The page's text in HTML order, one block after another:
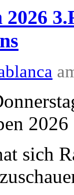
sich